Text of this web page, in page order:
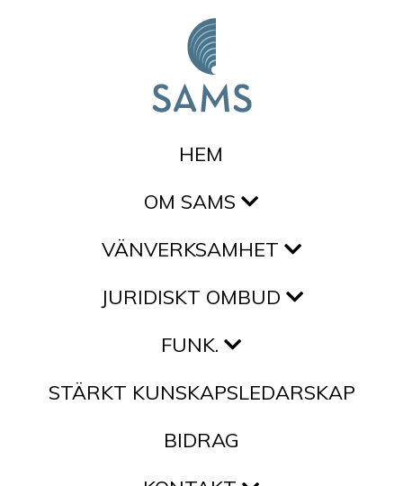
HEM
OM SAMS
VÄNVERKSAMHET
JURIDISKT OMBUD
FUNK.
STÄRKT KUNSKAPSLEDARSKAP
BIDRAG